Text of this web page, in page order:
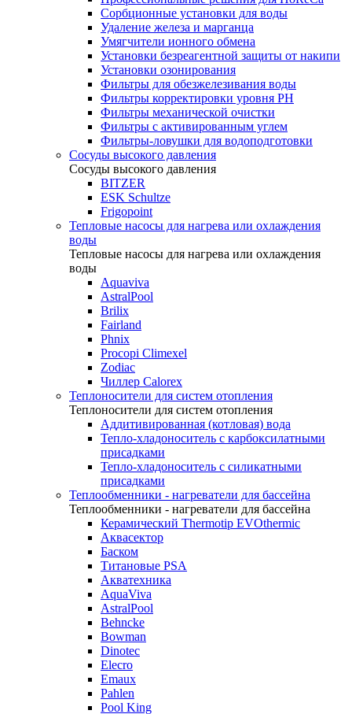
Сорбционные установки для воды
Удаление железа и марганца
Умягчители ионного обмена
Установки безреагентной защиты от накипи
Установки озонирования
Фильтры для обезжелезивания воды
Фильтры корректировки уровня PH
Фильтры механической очистки
Фильтры с активированным углем
Фильтры-ловушки для водоподготовки
Сосуды высокого давления
Сосуды высокого давления
BITZER
ESK Schultze
Frigopoint
Тепловые насосы для нагрева или охлаждения
воды
Тепловые насосы для нагрева или охлаждения
воды
Aquaviva
AstralPool
Brilix
Fairland
Phnix
Procopi Climexel
Zodiac
Чиллер Calorex
Теплоносители для систем отопления
Теплоносители для систем отопления
Аддитивированная (котловая) вода
Тепло-хладоноситель с карбоксилатными
присадками
Тепло-хладоноситель с силикатными
присадками
Теплообменники - нагреватели для бассейна
Теплообменники - нагреватели для бассейна
Керамический Thermotip EVOthermic
Аквасектор
Баском
Титановые PSA
Акватехника
AquaViva
AstralPool
Behncke
Bowman
Dinotec
Elecro
Emaux
Pahlen
Pool King